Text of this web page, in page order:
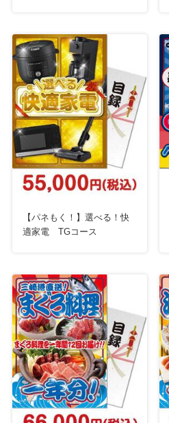
【パネもく！】選べる！快
適家電 TGコース